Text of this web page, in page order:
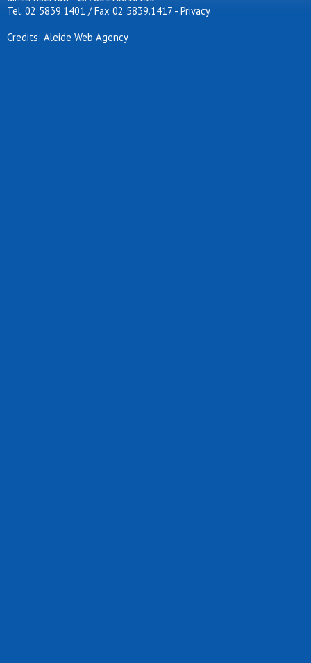
Tel. 02 5839.1401 / Fax 02 5839.1417 - Privacy
Credits: Aleide Web Agency